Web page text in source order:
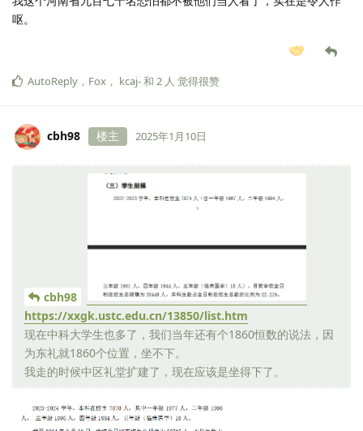
呕。
AutoReply ， Fox ， kcaj-和 2 人 觉得很赞
cbh98 楼主 2025年1月10日
cbh98
https://xxgk.ustc.edu.cn/13850/list.htm
现在中科大学生也多了，我们当年还有个1860恒数的说法，因
为东礼就1860个位置，坐不下。
我走的时候中区礼堂扩建了，现在应该是坐得下了。